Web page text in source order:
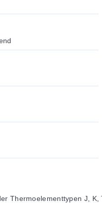
Thermoelementtypen J,